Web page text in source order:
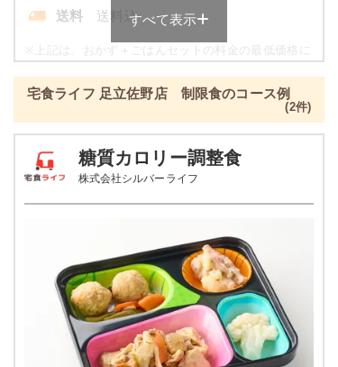
メニューは日替わりです（メニューは一例です）
ほうれん草のベーコン和え
豆腐の柚子あんかけ
栄養素
-
※メニューの補足
-
豆腐おろしハンバーグ
彩りごまサラダ
栄養素
※メニューの補足
送料 送料込
※
上記は、おかず＋ごはんセットの料金の最低価格に
彩り旬菜プラスの栄養素例
品数 2～3品
カロリー 329kcal
タンパク質 12.1g
脂質 4.6g
糖質 53.8g
すべて表示
宅食ライフ 足立佐野店 制限食のコース例
(2件)
糖質カロリー調整食
株式会社シルバーライフ